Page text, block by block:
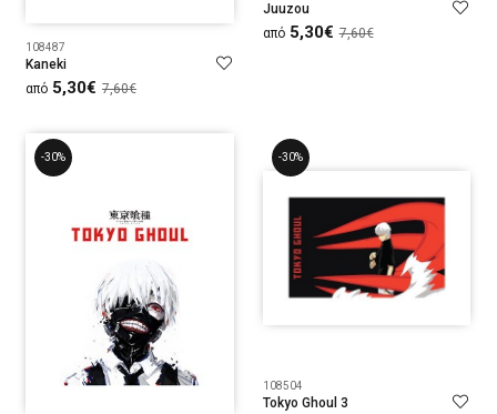
108487
Kaneki
από 5,30€ 7,60€
Juuzou
από 5,30€ 7,60€
-30% -30%
108504
Tokyo Ghoul 3